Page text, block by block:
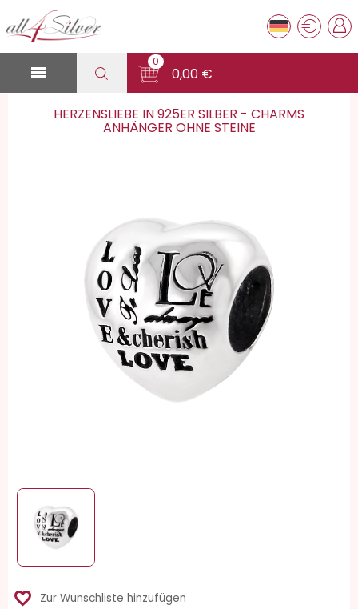
€

0
0,00 €
HERZENSLIEBE IN 925ER SILBER - CHARMS
ANHÄNGER OHNE STEINE
favorite_border Zur Wunschliste hinzufügen